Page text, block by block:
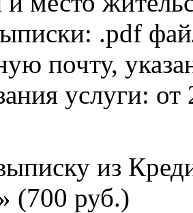
.pdf
почту,
услуги: от
из
(700 руб.)